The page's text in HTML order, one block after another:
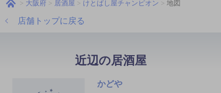
大阪府 居酒屋 けとばし屋チャンピオン 地図
店舗トップに戻る
近辺の居酒屋
かどや